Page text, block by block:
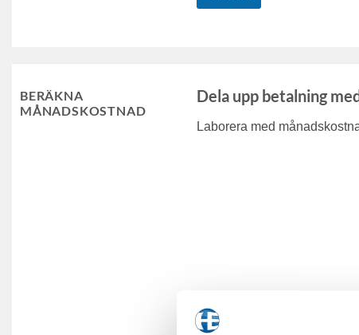
BERÄKNA
MÅNADSKOSTNAD
Dela upp betalning
Laborera med